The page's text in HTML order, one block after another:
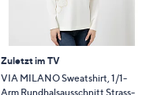
Zuletzt im TV
VIA MILANO Sweatshirt, 1/1-
Arm Rundhalsausschnitt Strass-